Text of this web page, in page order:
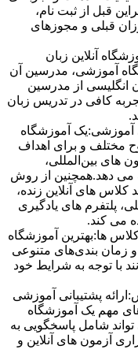
قبل از ثبت نام،
قبلی و مجوزهای
آنلاین زبان
آموزشی، مدرسین آن
انگلیسی از مدرسین
کافی در تدریس زبان
آموزشی:یک آموزشگاه
مختلف و برای اهداف
های بین‌المللی،
می‌ دهد.همچنین از روش
کلاس‌ های آنلاین زنده،
پلتفرم‌ های یادگیری
می ‌کند.
ها:بهترین آموزشگاه
و زمان‌ بندی‌های متنوعی
با توجه به شرایط خود
پشتیبانی آموزشی
مهم یک آموزشگاه
شامل پاسخگویی به
آزمون‌ های آنلاین و